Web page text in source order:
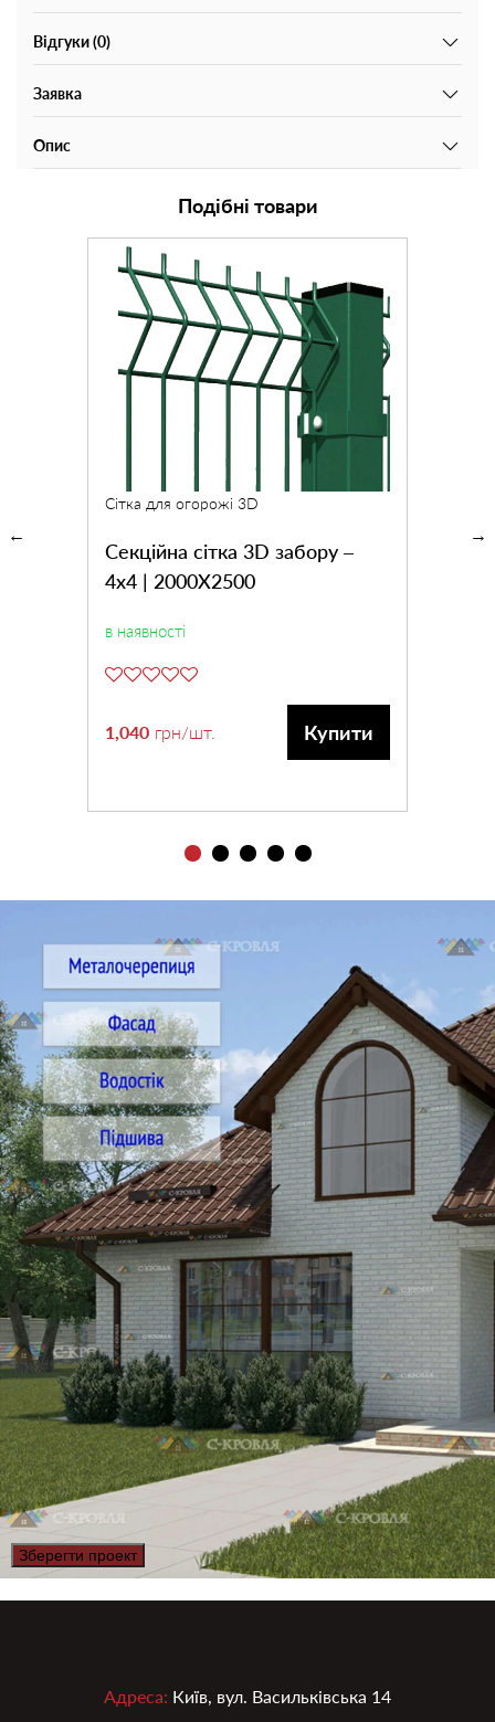
Відгуки (0)
Заявка
Опис
Подібні товари
Сітка для огорожі 3D
Секційна сітка 3D забору –
4х4 | 2000Х2500
в наявності
1,040 грн/шт. Купити
Зберегти проект
Адреса: Київ, вул. Васильківська 14